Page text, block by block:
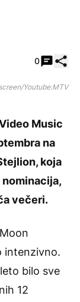
0
Youtube:MTV
Music
na
koja
nominacija,
večeri.
intenzivno.
bilo sve
12